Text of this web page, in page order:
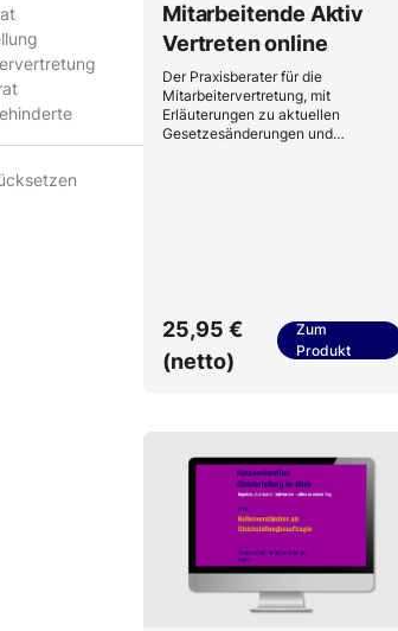
Mitarbeitende Aktiv
Vertreten online
Der Praxisberater für die
Mitarbeitervertretung, mit
Erläuterungen zu aktuellen
Gesetzesänderungen und
25,95 €
(netto)
Zum
Produkt